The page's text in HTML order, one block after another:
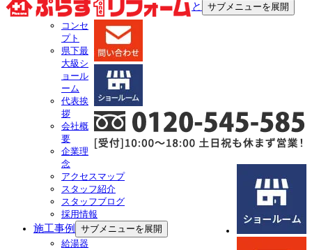
と
サブメニューを展開
コンセ
プト
県下最
大級シ
ョール
ーム
代表挨
拶
会社概
要
企業理
念
アクセスマップ
スタッフ紹介
スタッフブログ
採用情報
施工事例
サブメニューを展開
給湯器